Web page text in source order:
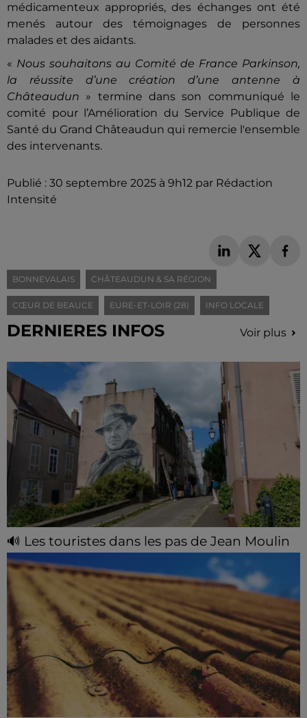
médicamenteux appropriés, des échanges ont été
menés autour des témoignages de personnes
malades et des aidants.
« Nous souhaitons au Comité de France Parkinson,
la réussite d’une création d’une antenne à
Châteaudun » termine dans son communiqué le
comité pour l’Amélioration du Service Publique de
Santé du Grand Châteaudun qui remercie l'ensemble
des intervenants.
Publié : 30 septembre 2025 à 9h12 par Rédaction
Intensité
BONNEVALAIS CHÂTEAUDUN & SA RÉGION
CŒUR DE BEAUCE EURE-ET-LOIR (28) INFO LOCALE
DERNIERES INFOS Voir plus
🔊 Les touristes dans les pas de Jean Moulin
Le « tourisme de mémoire » s'invite dans les sorties
estivales de Chartres Tourisme.